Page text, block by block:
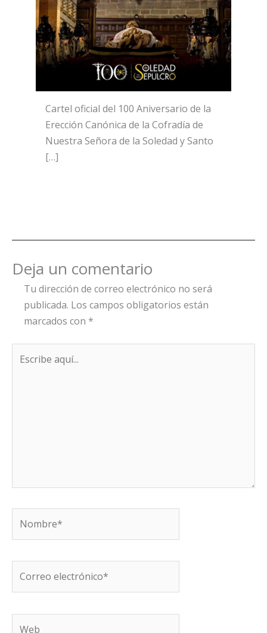
Cartel oficial del 100 Aniversario de la
Erección Canónica de la Cofradía de
Nuestra Señora de la Soledad y Santo
[…]
Deja un comentario
Tu dirección de correo electrónico no será
publicada. Los campos obligatorios están
marcados con *
aquí...
electrónico*